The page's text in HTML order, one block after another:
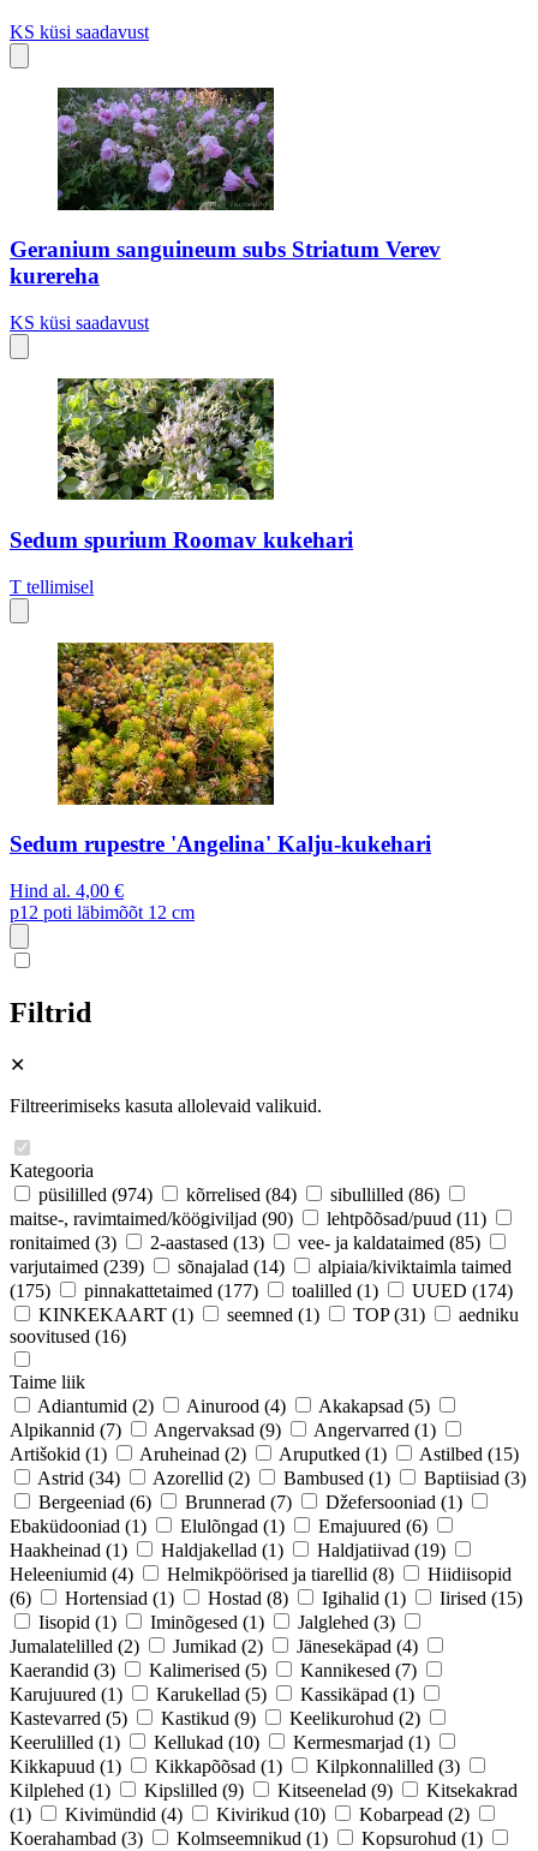
KS küsi saadavust
Geranium sanguineum subs Striatum Verev
kurereha
KS küsi saadavust
Sedum spurium Roomav kukehari
T tellimisel
Sedum rupestre 'Angelina' Kalju-kukehari
Hind al. 4,00 €
p12 poti läbimõõt 12 cm
Filtrid
✕
Filtreerimiseks kasuta allolevaid valikuid.
Kategooria
püsililled (974) kõrrelised (84) sibullilled (86)
maitse-, ravimtaimed/köögiviljad (90) lehtpõõsad/puud (11)
ronitaimed (3) 2-aastased (13) vee- ja kaldataimed (85)
varjutaimed (239) sõnajalad (14)
alpiaia/kiviktaimla taimed
(175)
pinnakattetaimed (177) toalilled (1) UUED (174)
KINKEKAART (1) seemned (1) TOP (31)
aedniku
soovitused (16)
Taime liik
Adiantumid (2) Ainurood (4) Akakapsad (5)
Alpikannid (7) Angervaksad (9) Angervarred (1)
Artišokid (1) Aruheinad (2) Aruputked (1) Astilbed (15)
Astrid (34) Azorellid (2) Bambused (1) Baptiisiad (3)
Bergeeniad (6) Brunnerad (7) Džefersooniad (1)
Ebaküdooniad (1) Elulõngad (1) Emajuured (6)
Haakheinad (1) Haldjakellad (1) Haldjatiivad (19)
Heleeniumid (4) Helmikpöörised ja tiarellid (8)
Hiidiisopid
(6)
Hortensiad (1) Hostad (8) Igihalid (1) Iirised (15)
Iisopid (1) Iminõgesed (1) Jalglehed (3)
Jumalatelilled (2) Jumikad (2) Jänesekäpad (4)
Kaerandid (3) Kalimerised (5) Kannikesed (7)
Karujuured (1) Karukellad (5) Kassikäpad (1)
Kastevarred (5) Kastikud (9) Keelikurohud (2)
Keerulilled (1) Kellukad (10) Kermesmarjad (1)
Kikkapuud (1) Kikkapõõsad (1) Kilpkonnalilled (3)
Kilplehed (1) Kipslilled (9) Kitseenelad (9)
Kitsekakrad
(1)
Kivimündid (4) Kivirikud (10) Kobarpead (2)
Koerahambad (3) Kolmseemnikud (1) Kopsurohud (1)